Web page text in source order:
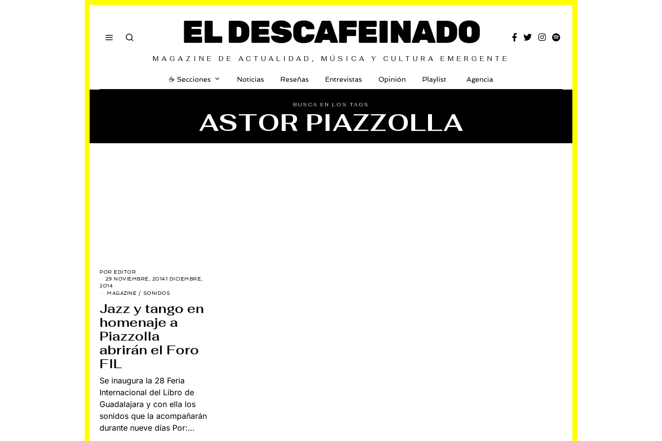
EL DESCAFEINADO
MAGAZINE DE ACTUALIDAD, MÚSICA Y CULTURA EMERGENTE
☕️ Secciones Noticias Reseñas Entrevistas Opinión Playlist Agencia
BUSCA EN LOS TAGS
ASTOR PIAZZOLLA
POR EDITOR
29 NOVIEMBRE, 20141 DICIEMBRE,
2014
MAGAZINE / SONIDOS
Jazz y tango en
homenaje a
Piazzolla
abrirán el Foro
FIL
Se inaugura la 28 Feria
Internacional del Libro de
Guadalajara y con ella los
sonidos que la acompañarán
durante nueve días Por:…